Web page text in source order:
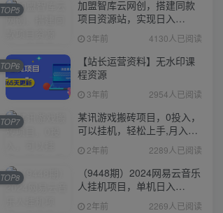
加盟智库云网创，搭建同款
项目资源站，实现日入
2000+
3年前 4130人已阅读
TOP5
【站长运营资料】无水印课
程资源
3年前 2954人已阅读
TOP6
某讯游戏搬砖项目，0投入，
可以挂机，轻松上手,月入
3000+上不封顶
2年前 2289人已阅读
TOP7
（9448期）2024网易云音乐
人挂机项目，单机日入
150+，无脑月入5000+
2年前 2269人已阅读
TOP8